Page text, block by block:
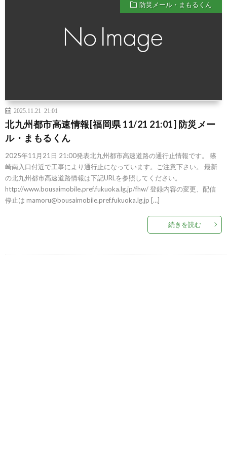
防災メール・まもるくん
2025.11.21 21:01
北九州都市高速情報[福岡県 11/21 21:01] 防災メー
ル・まもるくん
2025年11月21日 21:00発表北九州都市高速道路の通行止情報です。 篠
崎南入口付近で工事により通行止になっています。ご注意下さい。 最新
の北九州都市高速道路情報は下記URLを参照してください。
http://www.bousaimobile.pref.fukuoka.lg.jp/fhw/ 登録内容の変更、配信
停止は mamoru@bousaimobile.pref.fukuoka.lg.jp […]
続きを読む